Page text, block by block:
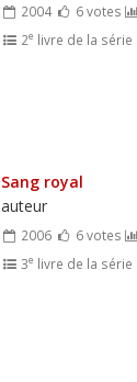
2004 6 votes
2e livre de la série
Sang royal
auteur
2006 6 votes
3e livre de la série